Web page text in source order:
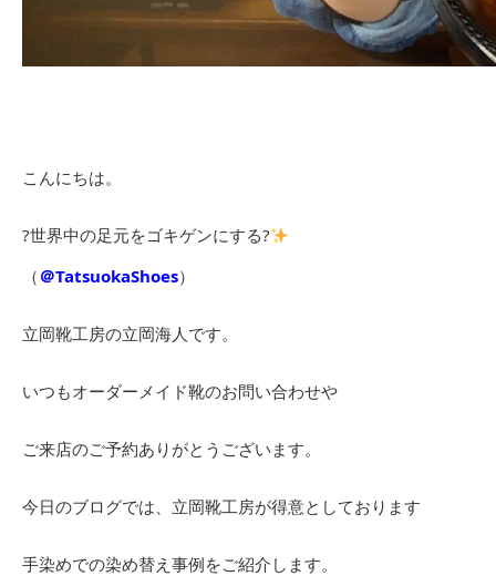
こんにちは。
?世界中の足元をゴキゲンにする?
（ ＠TatsuokaShoes）
立岡靴工房の立岡海人です。
いつもオーダーメイド靴のお問い合わせや
ご来店のご予約ありがとうございます。
今日のブログでは、立岡靴工房が得意としております
手染めでの染め替え事例をご紹介します。